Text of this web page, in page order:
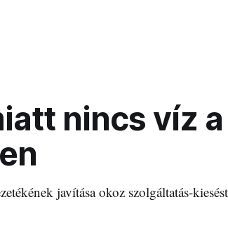
nincs víz a
javítása okoz szolgáltatás-